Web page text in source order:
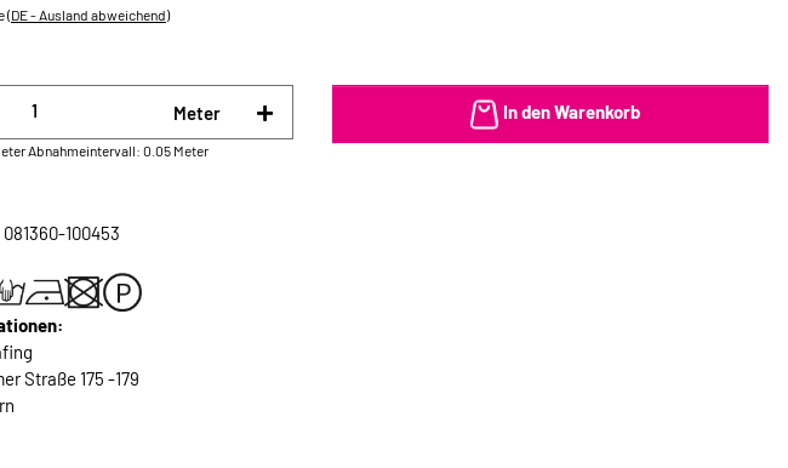
(DE - Ausland abweichend)
Meter
Abnahmeintervall: 0.05 Meter
In den Warenkorb
081360-100453
Straße 175 -179